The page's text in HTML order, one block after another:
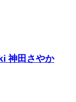
神田さやか